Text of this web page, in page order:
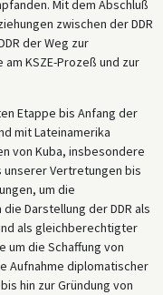
Mit dem Abschluß
zwischen der DDR
der Weg zur
KSZE-Prozeß und zur
Etappe bis Anfang der
mit Lateinamerika
von Kuba, insbesondere
Vertretungen bis
um die
Darstellung der DDR als
als gleichberechtigter
um die Schaffung von
Aufnahme diplomatischer
hin zur Gründung von